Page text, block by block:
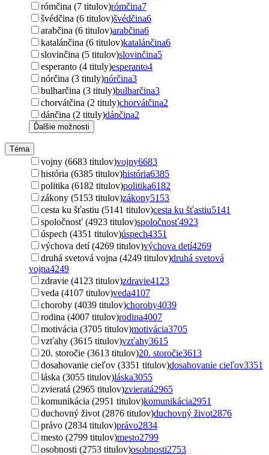
rómčina (7 titulov)rómčina7
švédčina (6 titulov)švédčina6
arabčina (6 titulov)arabčina6
katalánčina (6 titulov)katalánčina6
slovinčina (5 titulov)slovinčina5
esperanto (4 tituly)esperanto4
nórčina (3 tituly)nórčina3
bulharčina (3 tituly)bulharčina3
chorvátčina (2 tituly)chorvátčina2
dánčina (2 tituly)dánčina2
Ďalšie možnosti
Téma
vojny (6683 titulov)vojny6683
história (6385 titulov)história6385
politika (6182 titulov)politika6182
zákony (5153 titulov)zákony5153
cesta ku šťastiu (5141 titulov)cesta ku šťastiu5141
spoločnosť (4923 titulov)spoločnosť4923
úspech (4351 titulov)úspech4351
výchova detí (4269 titulov)výchova detí4269
druhá svetová vojna (4249 titulov)druhá svetová
vojna4249
zdravie (4123 titulov)zdravie4123
veda (4107 titulov)veda4107
choroby (4039 titulov)choroby4039
rodina (4007 titulov)rodina4007
motivácia (3705 titulov)motivácia3705
vzťahy (3615 titulov)vzťahy3615
20. storočie (3613 titulov)20. storočie3613
dosahovanie cieľov (3351 titulov)dosahovanie cieľov3351
láska (3055 titulov)láska3055
zvieratá (2965 titulov)zvieratá2965
komunikácia (2951 titulov)komunikácia2951
duchovný život (2876 titulov)duchovný život2876
právo (2834 titulov)právo2834
mesto (2799 titulov)mesto2799
osobnosti (2753 titulov)osobnosti2753